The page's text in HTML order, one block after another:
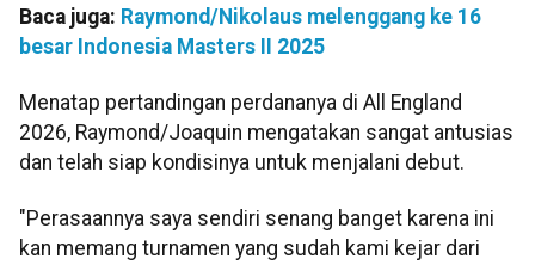
Baca juga: Raymond/Nikolaus melenggang ke 16
besar Indonesia Masters II 2025
Menatap pertandingan perdananya di All England
2026, Raymond/Joaquin mengatakan sangat antusias
dan telah siap kondisinya untuk menjalani debut.
"Perasaannya saya sendiri senang banget karena ini
kan memang turnamen yang sudah kami kejar dari